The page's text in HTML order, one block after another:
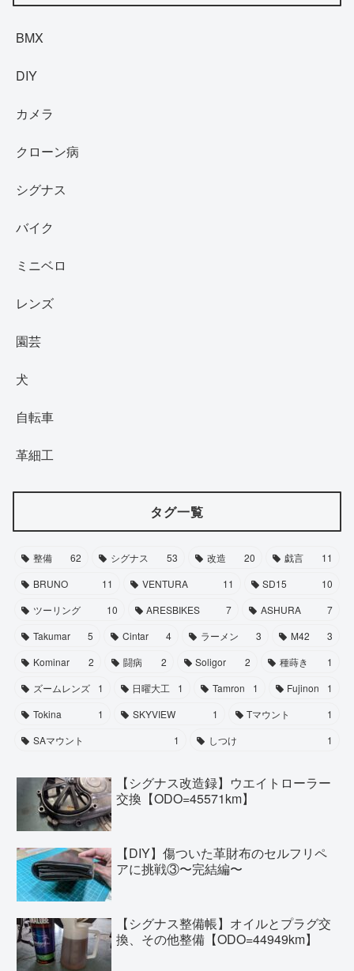
BMX
DIY
カメラ
クローン病
シグナス
バイク
ミニベロ
レンズ
園芸
犬
自転車
革細工
タグ一覧
整備 62 シグナス 53 改造 20 戯言
11
BRUNO
11 VENTURA 11 SD15
10
ツーリング
10 ARESBIKES 7 ASHURA
7
Takumar
5 Cintar 4 ラーメン 3 M42
3
Kominar
2 闘病 2 Soligor 2 種蒔き
1
ズームレンズ
1 日曜大工 1 Tamron 1 Fujinon
1
Tokina
1 SKYVIEW 1 Tマウント
1
SAマウント
1 しつけ 1
【シグナス改造録】ウエイトローラー
交換【ODO=45571km】
【DIY】傷ついた革財布のセルフリペ
アに挑戦③〜完結編〜
【シグナス整備帳】オイルとプラグ交
換、その他整備【ODO=44949km】